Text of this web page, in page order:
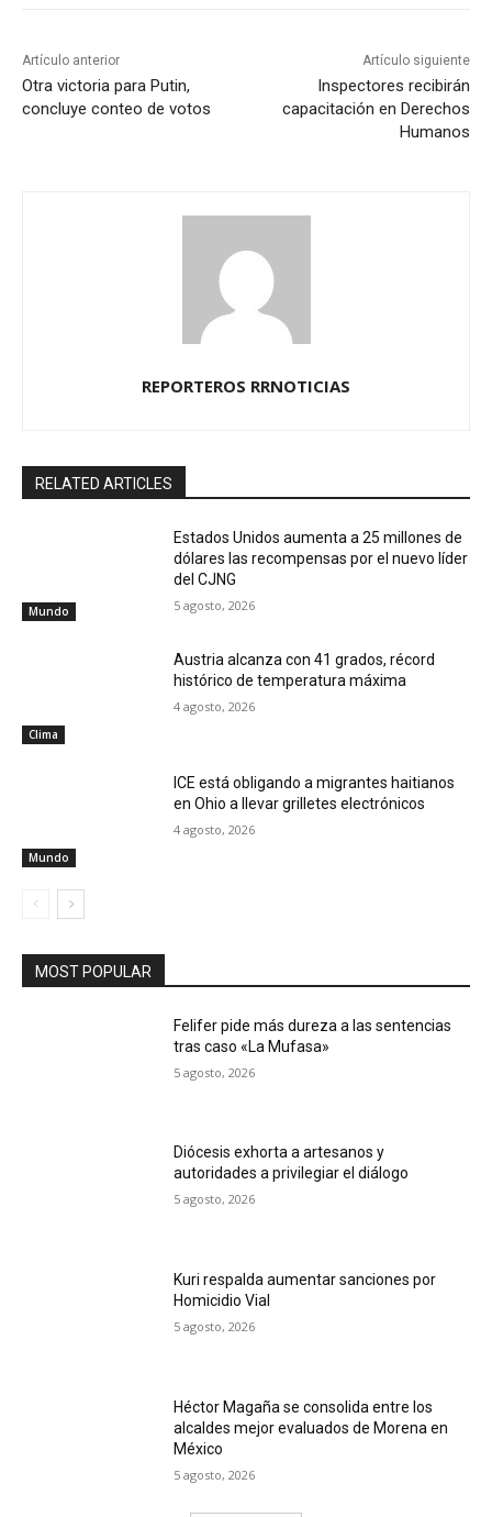
Artículo anterior
Otra victoria para Putin,
concluye conteo de votos
Artículo siguiente
Inspectores recibirán
capacitación en Derechos
Humanos
REPORTEROS RRNOTICIAS
RELATED ARTICLES
Mundo
Estados Unidos aumenta a 25 millones de
dólares las recompensas por el nuevo líder
del CJNG
5 agosto, 2026
Clima
Austria alcanza con 41 grados, récord
histórico de temperatura máxima
4 agosto, 2026
Mundo
ICE está obligando a migrantes haitianos
en Ohio a llevar grilletes electrónicos
4 agosto, 2026
MOST POPULAR
Felifer pide más dureza a las sentencias
tras caso «La Mufasa»
5 agosto, 2026
Diócesis exhorta a artesanos y
autoridades a privilegiar el diálogo
5 agosto, 2026
Kuri respalda aumentar sanciones por
Homicidio Vial
5 agosto, 2026
Héctor Magaña se consolida entre los
alcaldes mejor evaluados de Morena en
México
5 agosto, 2026